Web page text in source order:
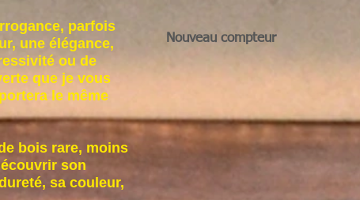
parfois
une élégance,
ou de
que je vous
le même
bois rare, moins
son
sa couleur,
Nouveau compteur